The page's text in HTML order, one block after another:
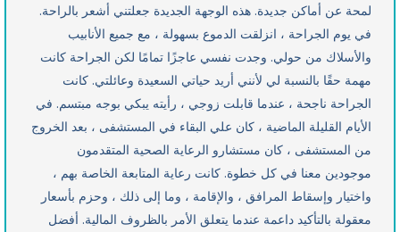
لمحة عن أماكن جديدة. هذه الوجهة الجديدة جعلتني أشعر بالراحة.
في يوم الجراحة ، انزلقت الدموع بسهولة ، مع جميع الأنابيب
والأسلاك من حولي. وجدت نفسي عاجزًا تمامًا لكن الجراحة كانت
مهمة حقًا بالنسبة لي لأنني أريد حياتي السعيدة وعائلتي. كانت
الجراحة ناجحة ، عندما قابلت زوجي ، رأيته يبكي بوجه مبتسم. في
الأيام القليلة الماضية ، كان علي البقاء في المستشفى ، بعد الخروج
من المستشفى ، كان مستشارو الرعاية الصحية المتقدمون
موجودين معنا في كل خطوة. كانت رعاية المتابعة الخاصة بهم ،
واختيار وإسقاط المرافق ، والإقامة ، وما إلى ذلك ، وحزم بأسعار
معقولة بالتأكيد داعمة عندما يتعلق الأمر بالظروف المالية. أفضل